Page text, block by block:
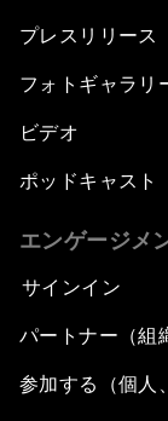
プレスリリース
フォトギャラリ
ビデオ
ポッドキャスト
エンゲージメ
サインイン
パートナー（組
参加する（個人